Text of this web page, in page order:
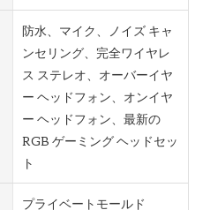
防水、マイク、ノイズ キャ
ンセリング、完全ワイヤレ
ス ステレオ、オーバーイヤ
ー ヘッドフォン、オンイヤ
ー ヘッドフォン、最新の
RGB ゲーミング ヘッドセッ
ト
プライベートモールド